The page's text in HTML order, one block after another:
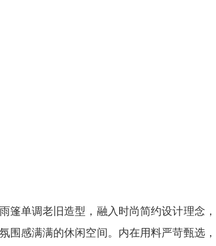
篷单调老旧造型，融入时尚简约设计理念
围感满满的休闲空间。内在用料严苛甄选